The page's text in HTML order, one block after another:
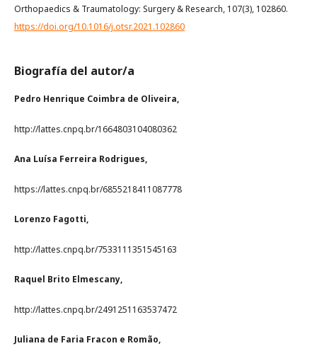
Orthopaedics & Traumatology: Surgery & Research, 107(3), 102860.
https://doi.org/10.1016/j.otsr.2021.102860
Biografía del autor/a
Pedro Henrique Coimbra de Oliveira,
http://lattes.cnpq.br/1664803104080362
Ana Luísa Ferreira Rodrigues,
https://lattes.cnpq.br/6855218411087778
Lorenzo Fagotti,
http://lattes.cnpq.br/7533111351545163
Raquel Brito Elmescany,
http://lattes.cnpq.br/2491251163537472
Juliana de Faria Fracon e Romão,